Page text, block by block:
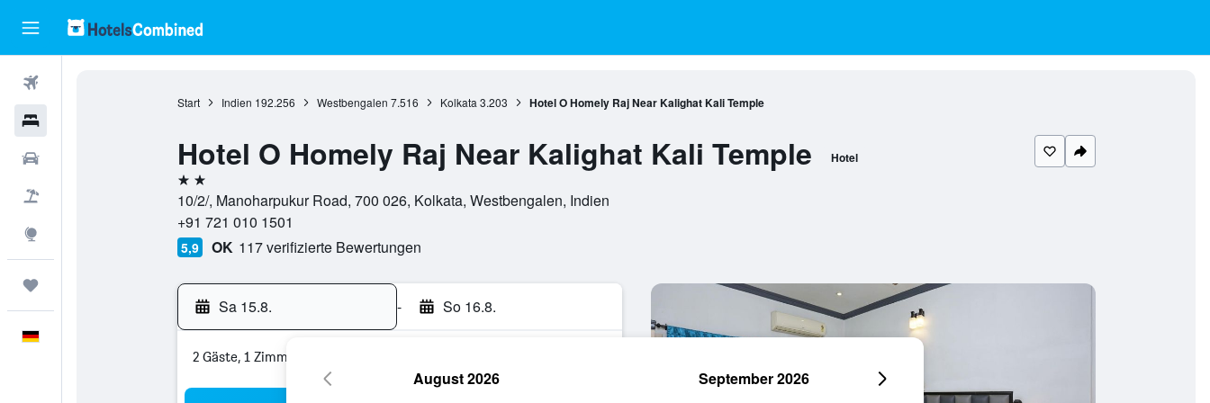
Start Indien 192.256 Westbengalen 7.516 Kolkata 3.203 Hotel O Homely Raj Near Kalighat Kali Temple
Hotel O Homely Raj Near Kalighat Kali Temple Hotel
2 Sterne
10/2/, Manoharpukur Road, 700 026, Kolkata, Westbengalen, Indien
+91 721 010 1501
5,9 OK 117 verifizierte Bewertungen
Sa 15.8. - So 16.8.
2 Gäste, 1 Zimmer
August 2026 September 2026